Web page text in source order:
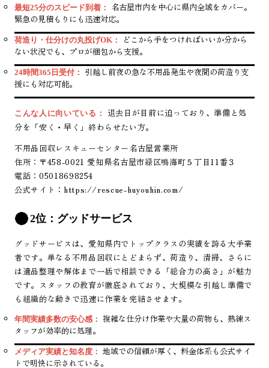
最短25分のスピード到着：
名古屋市内を中心に県内全域をカバー。
緊急の見積もりにも迅速対応。
荷造り・仕分けの丸投げOK：
どこから手をつければいいか分から
ない状況でも、プロが梱包から支援。
24時間365日受付：
引越し前夜の急な不用品発生や夜間の荷造り支
援にも対応可能。
こんな人に向いている：
退去日が目前に迫っており、準備と処
分を「安く・早く」終わらせたい方。
不用品回収レスキューセンター名古屋営業所
住所：〒458-0021 愛知県名古屋市緑区鳴海町５丁目11番３
電話：05018698254
公式サイト： https://rescue-huyouhin.com/
2位：グッドサービス
グッドサービスは、愛知県内でトップクラスの実績を誇る大手業
者です。単なる不用品回収にとどまらず、荷造り、清掃、さらに
は遺品整理や解体まで一括で相談できる「総合力の高さ」が魅力
です。スタッフの教育が徹底されており、大規模な引越し準備で
も組織的な動きで迅速に作業を完結させます。
年間実績多数の安心感： 複雑な仕分け作業や大量の荷物も、熟練ス
タッフが効率的に処理。
メディア実績と知名度： 地域での信頼が厚く、料金体系も公式サイ
トで明快に示されている。